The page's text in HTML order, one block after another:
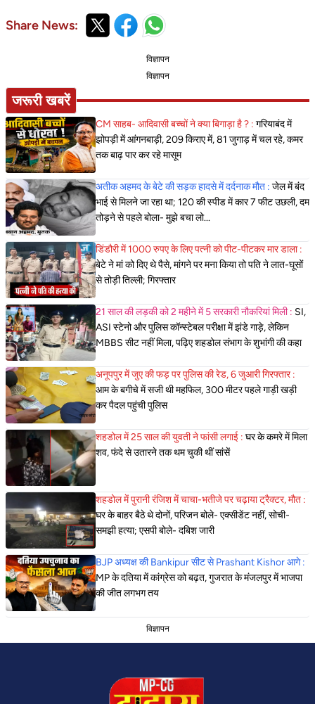
Share News:
विज्ञापन
विज्ञापन
जरूरी खबरें
CM साहब- आदिवासी बच्चों ने क्या बिगाड़ा है ? : गरियाबंद में
झोपड़ी में आंगनबाड़ी, 209 किराए में, 81 जुगाड़ में चल रहे, कमर
तक बाढ़ पार कर रहे मासूम
अतीक अहमद के बेटे की सड़क हादसे में दर्दनाक मौत : जेल में बंद
भाई से मिलने जा रहा था; 120 की स्पीड में कार 7 फीट उछली, दम
तोड़ने से पहले बोला- मुझे बचा लो...
डिंडौरी में 1000 रुपए के लिए पत्नी को पीट-पीटकर मार डाला :
बेटे ने मां को दिए थे पैसे, मांगने पर मना किया तो पति ने लात-घूसों
से तोड़ी तिल्ली; गिरफ्तार
21 साल की लड़की को 2 महीने में 5 सरकारी नौकरियां मिली : SI,
ASI स्टेनो और पुलिस कॉन्स्टेबल परीक्षा में झंडे गाड़े, लेकिन
MBBS सीट नहीं मिला, पढ़िए शहडोल संभाग के शुभांगी की कहा
अनूपपुर में जुए की फड़ पर पुलिस की रेड, 6 जुआरी गिरफ्तार :
आम के बगीचे में सजी थी महफिल, 300 मीटर पहले गाड़ी खड़ी
कर पैदल पहुंची पुलिस
शहडोल में 25 साल की युवती ने फांसी लगाई : घर के कमरे में मिला
शव, फंदे से उतारने तक थम चुकी थीं सांसें
शहडोल में पुरानी रंजिश में चाचा-भतीजे पर चढ़ाया ट्रैक्टर, मौत :
घर के बाहर बैठे थे दोनों, परिजन बोले- एक्सीडेंट नहीं, सोची-
समझी हत्या; एसपी बोले- दबिश जारी
BJP अध्यक्ष की Bankipur सीट से Prashant Kishor आगे :
MP के दतिया में कांग्रेस को बढ़त, गुजरात के मंजलपुर में भाजपा
की जीत लगभग तय
विज्ञापन